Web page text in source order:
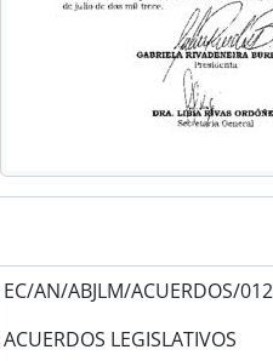
EC/AN/ABJLM/ACUERDOS/
ACUERDOS LEGISLATIVOS